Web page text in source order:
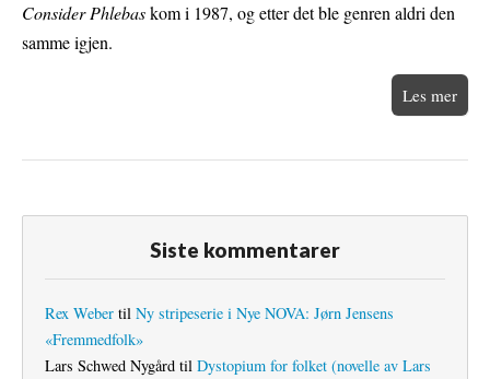
Consider Phlebaskom i 1987, og etter det ble genren aldri den
samme igjen.
Les mer
Siste kommentarer
Rex Weber til Ny stripeserie i Nye NOVA: Jørn Jensens
«Fremmedfolk»
Lars Schwed Nygård til Dystopium for folket (novelle av Lars